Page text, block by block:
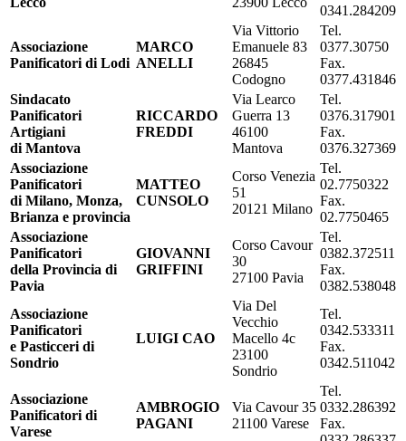
0341.284209
Associazione
Panificatori di Lodi
MARCO
ANELLI
Via Vittorio
Emanuele 83
26845
Codogno
Tel.
0377.30750
Fax.
0377.431846
Sindacato
Panificatori
Artigiani
di Mantova
RICCARDO
FREDDI
Via Learco
Guerra 13
46100
Mantova
Tel.
0376.317901
Fax.
0376.327369
Associazione
Panificatori
di Milano, Monza,
Brianza e provincia
MATTEO
CUNSOLO
Corso Venezia
51
20121 Milano
Tel.
02.7750322
Fax.
02.7750465
Associazione
Panificatori
della Provincia di
Pavia
GIOVANNI
GRIFFINI
Corso Cavour
30
27100 Pavia
Tel.
0382.372511
Fax.
0382.538048
Associazione
Panificatori
e Pasticceri di
Sondrio
LUIGI CAO
Via Del
Vecchio
Macello 4c
23100
Sondrio
Tel.
0342.533311
Fax.
0342.511042
Associazione
Panificatori di
Varese
AMBROGIO
PAGANI
Via Cavour 35
21100 Varese
Tel.
0332.286392
Fax.